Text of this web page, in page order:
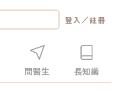
登入 ／註冊
問醫生 長知識